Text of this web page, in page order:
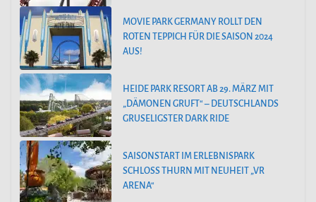
MOVIE PARK GERMANY ROLLT DEN
ROTEN TEPPICH FÜR DIE SAISON 2024
AUS!
HEIDE PARK RESORT AB 29. MÄRZ MIT
„DÄMONEN GRUFT“ – DEUTSCHLANDS
GRUSELIGSTER DARK RIDE
SAISONSTART IM ERLEBNISPARK
SCHLOSS THURN MIT NEUHEIT „VR
ARENA“